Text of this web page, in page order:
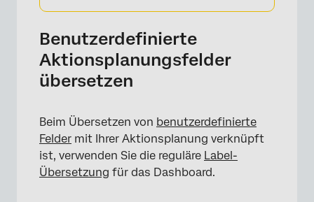
Benutzerdefinierte
Aktionsplanungsfelder
übersetzen
Beim Übersetzen von benutzerdefinierte
Felder mit Ihrer Aktionsplanung verknüpft
ist, verwenden Sie die reguläre Label-
Übersetzung für das Dashboard.